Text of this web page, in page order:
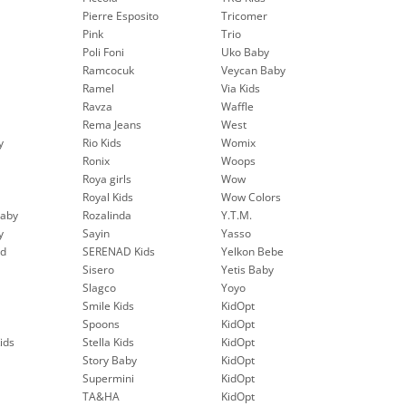
Pierre Esposito
Pink
Poli Foni
Ramcocuk
Ramel
Ravza
Rema Jeans
Rio Kids
Ronix
Roya girls
Royal Kids
Rozalinda
Sayin
SERENAD Kids
Sisero
Slagco
Smile Kids
Spoons
Stella Kids
Story Baby
Supermini
TA&HA
Tricomer
Trio
Uko Baby
Veycan Baby
Via Kids
Waffle
West
Womix
Woops
Wow
Wow Colors
Y.T.M.
Yasso
Yelkon Bebe
Yetis Baby
Yoyo
KidOpt
KidOpt
KidOpt
KidOpt
KidOpt
KidOpt